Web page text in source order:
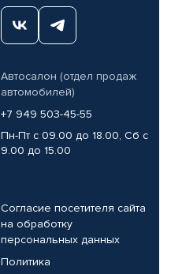
Автосалон (отдел продаж
автомобилей)
+7 949 503-45-55
Пн-Пт с 09.00 до 18.00, Сб с
9.00 до 15.00
Согласие посетителя сайта
на обработку
персональных данных
Политика